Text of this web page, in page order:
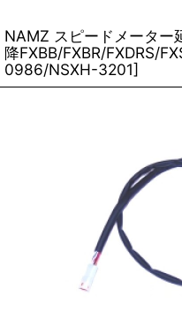
NAMZ スピードメーター
降FXBB/FXBR/FXDRS/
0986/NSXH-3201]